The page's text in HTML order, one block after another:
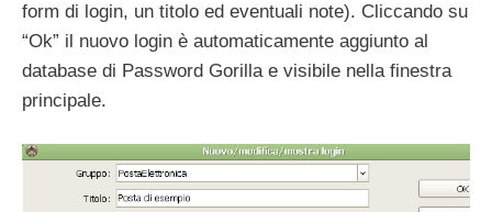
form di login, un titolo ed eventuali note). Cliccando su
“Ok” il nuovo login è automaticamente aggiunto al
database di Password Gorilla e visibile nella finestra
principale.